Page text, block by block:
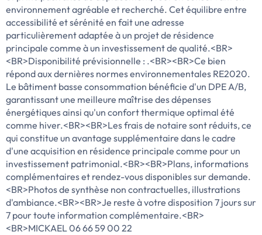
environnement agréable et recherché. Cet équilibre entre
accessibilité et sérénité en fait une adresse
particulièrement adaptée à un projet de résidence
principale comme à un investissement de qualité.<BR>
<BR>Disponibilité prévisionnelle : .<BR><BR>Ce bien
répond aux dernières normes environnementales RE2020.
Le bâtiment basse consommation bénéficie d'un DPE A/B,
garantissant une meilleure maîtrise des dépenses
énergétiques ainsi qu'un confort thermique optimal été
comme hiver.<BR><BR>Les frais de notaire sont réduits, ce
qui constitue un avantage supplémentaire dans le cadre
d'une acquisition en résidence principale comme pour un
investissement patrimonial.<BR><BR>Plans, informations
complémentaires et rendez-vous disponibles sur demande.
<BR>Photos de synthèse non contractuelles, illustrations
d'ambiance.<BR><BR>Je reste à votre disposition 7 jours sur
7 pour toute information complémentaire.<BR>
<BR>MICKAEL 06 66 59 00 22